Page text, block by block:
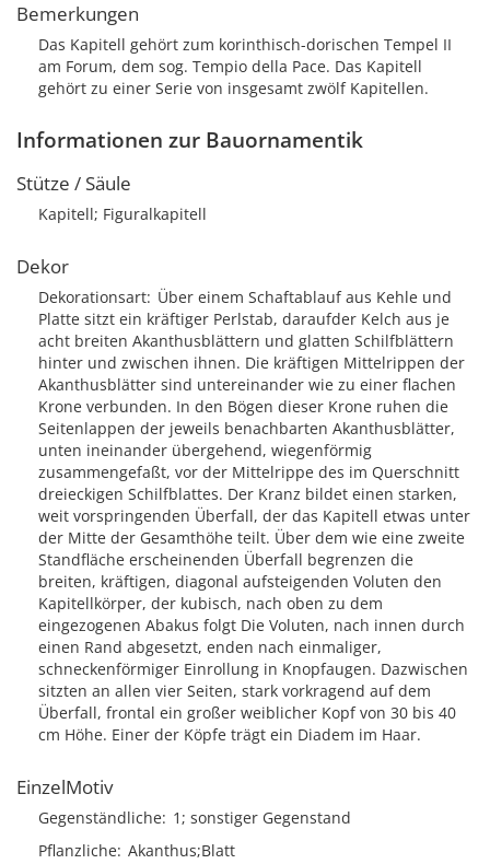
Bemerkungen
Das Kapitell gehört zum korinthisch-dorischen Tempel II
am Forum, dem sog. Tempio della Pace. Das Kapitell
gehört zu einer Serie von insgesamt zwölf Kapitellen.
Informationen zur Bauornamentik
Stütze / Säule
Kapitell; Figuralkapitell
Dekor
Dekorationsart Über einem Schaftablauf aus Kehle und
Platte sitzt ein kräftiger Perlstab, daraufder Kelch aus je
acht breiten Akanthusblättern und glatten Schilfblättern
hinter und zwischen ihnen. Die kräftigen Mittelrippen der
Akanthusblätter sind untereinander wie zu einer flachen
Krone verbunden. In den Bögen dieser Krone ruhen die
Seitenlappen der jeweils benachbarten Akanthusblätter,
unten ineinander übergehend, wiegenförmig
zusammengefaßt, vor der Mittelrippe des im Querschnitt
dreieckigen Schilfblattes. Der Kranz bildet einen starken,
weit vorspringenden Überfall, der das Kapitell etwas unter
der Mitte der Gesamthöhe teilt. Über dem wie eine zweite
Standfläche erscheinenden Überfall begrenzen die
breiten, kräftigen, diagonal aufsteigenden Voluten den
Kapitellkörper, der kubisch, nach oben zu dem
eingezogenen Abakus folgt Die Voluten, nach innen durch
einen Rand abgesetzt, enden nach einmaliger,
schneckenförmiger Einrollung in Knopfaugen. Dazwischen
sitzten an allen vier Seiten, stark vorkragend auf dem
Überfall, frontal ein großer weiblicher Kopf von 30 bis 40
cm Höhe. Einer der Köpfe trägt ein Diadem im Haar.
EinzelMotiv
Gegenständliche 1; sonstiger Gegenstand
Pflanzliche Akanthus;Blatt